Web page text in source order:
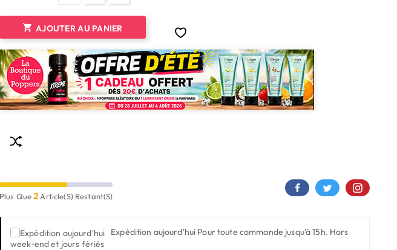
 AJOUTER AU PANIER
Plus Que2 Article(s) Restant(s)
Expédition aujourd'hui Pour toute commande jusqu'à 15h. Hors
week-end et jours fériés